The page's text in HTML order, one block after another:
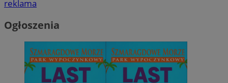
reklama
Ogłoszenia